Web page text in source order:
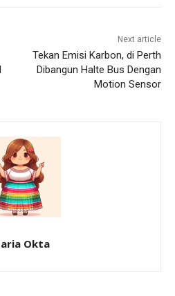
Next article
Tekan Emisi Karbon, di Perth
Dibangun Halte Bus Dengan
Motion Sensor
Okta